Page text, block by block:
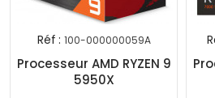
Réf : 100-000000059A
Processeur AMD RYZEN 9
5950X